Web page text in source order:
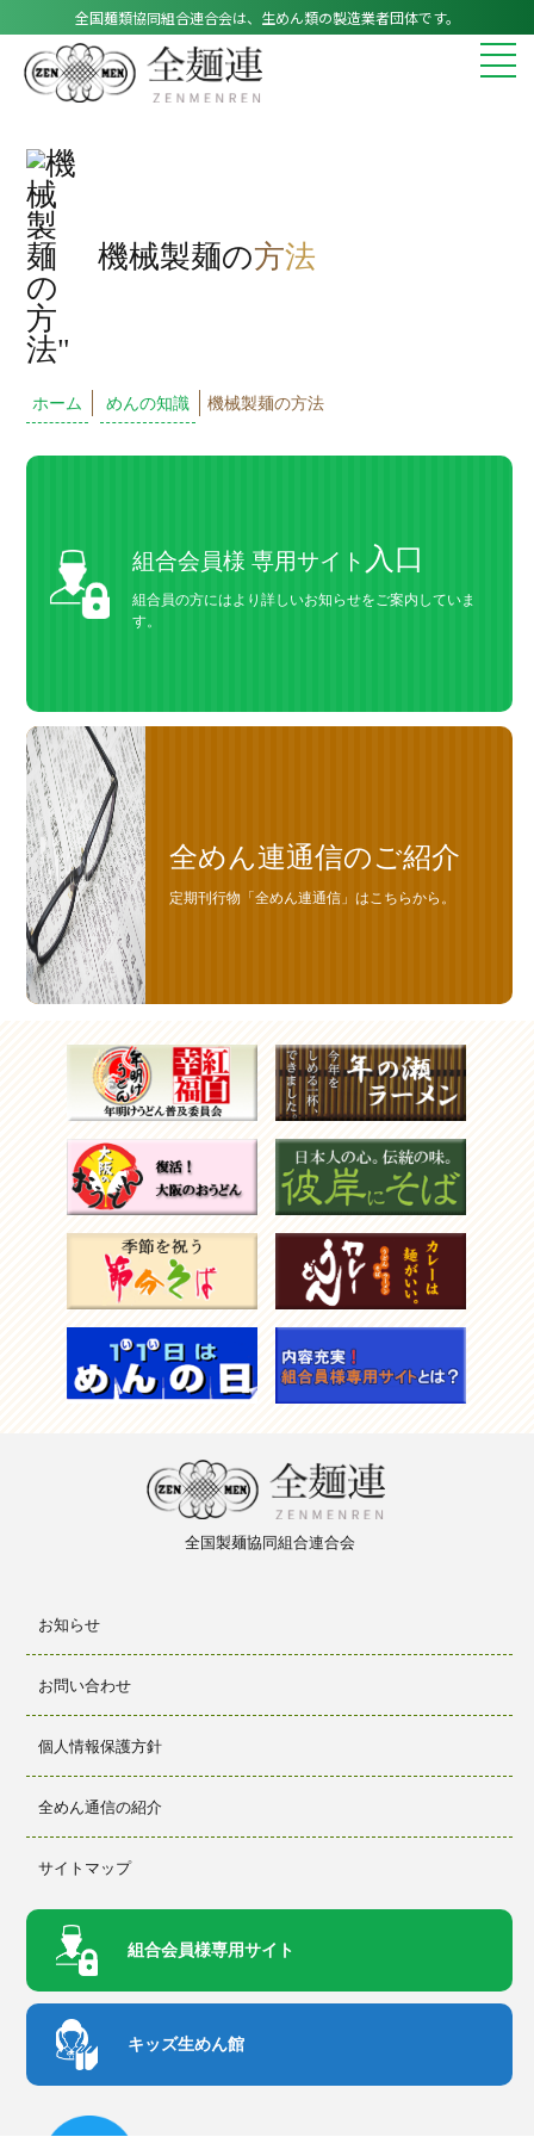
全国麺類協同組合連合会は、生めん類の製造業者団体です。
機械製麺の方法
ホーム めんの知識 機械製麺の方法
組合会員様 専用サイト 入口
組合員の方にはより詳しいお知らせをご案内していま
す。
全めん連通信のご紹介
定期刊行物「全めん連通信」はこちらから。
全国製麺協同組合連合会
お知らせ
お問い合わせ
個人情報保護方針
全めん通信の紹介
サイトマップ
組合会員様専用サイト
キッズ生めん館